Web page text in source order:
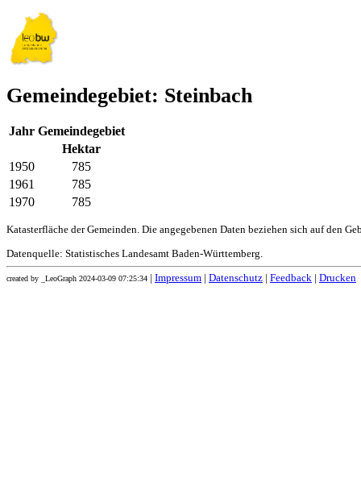
Gemeindegebiet: Steinbach
Jahr Gemeindegebiet
Hektar
1950
785
1961
785
1970
785
Katasterfläche der Gemeinden. Die angegebenen Daten beziehen sich auf den
Datenquelle: Statistisches Landesamt Baden-Württemberg.
created by _LeoGraph 2024-03-09 07:25:34 Impressum Datenschutz Feedback Drucken